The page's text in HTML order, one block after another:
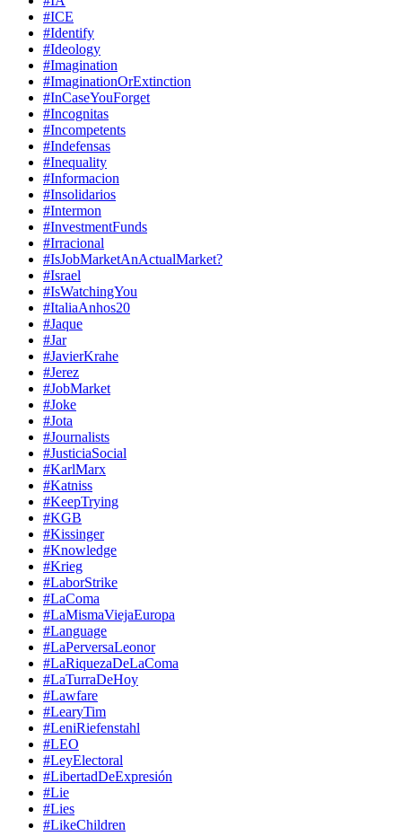
#ICE
#Identify
#Ideology
#Imagination
#ImaginationOrExtinction
#InCaseYouForget
#Incognitas
#Incompetents
#Indefensas
#Inequality
#Informacion
#Insolidarios
#Intermon
#InvestmentFunds
#Irracional
#IsJobMarketAnActualMarket?
#Israel
#IsWatchingYou
#ItaliaAnhos20
#Jaque
#Jar
#JavierKrahe
#Jerez
#JobMarket
#Joke
#Jota
#Journalists
#JusticiaSocial
#KarlMarx
#Katniss
#KeepTrying
#KGB
#Kissinger
#Knowledge
#Krieg
#LaborStrike
#LaComa
#LaMismaViejaEuropa
#Language
#LaPerversaLeonor
#LaRiquezaDeLaComa
#LaTurraDeHoy
#Lawfare
#LearyTim
#LeniRiefenstahl
#LEO
#LeyElectoral
#LibertadDeExpresión
#Lie
#Lies
#LikeChildren